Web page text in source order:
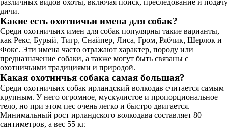
различных видов охоты, включая поиск, преследование и подачу
дичи.
Какие есть охотничьи имена для собак?
Среди охотничьих имен для собак популярны такие варианты,
как Рекс, Бурый, Тигр, Снайпер, Лиса, Гром, Рябчик, Шерлок и
Фокс. Эти имена часто отражают характер, породу или
предназначение собаки, а также могут быть связаны с
охотничьими традициями и природой.
Какая охотничья собака самая большая?
Среди охотничьих собак ирландский волкодав считается самым
крупным. У него огромное, мускулистое и пропорциональное
тело, но при этом пес очень легко и быстро двигается.
Минимальный рост ирландского волкодава составляет 80
сантиметров, а вес 55 кг.